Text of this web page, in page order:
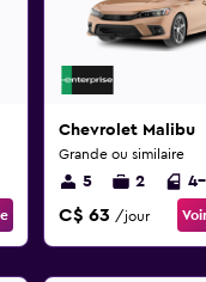
Chevrolet Malibu
Grande ou similaire
5 2
C$ 63 /jour